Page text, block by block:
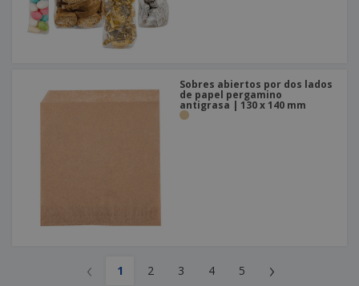
Sobres abiertos por dos lados
de papel pergamino
antigrasa | 130 x 140 mm
‹ 1 2 3 4 5 ›